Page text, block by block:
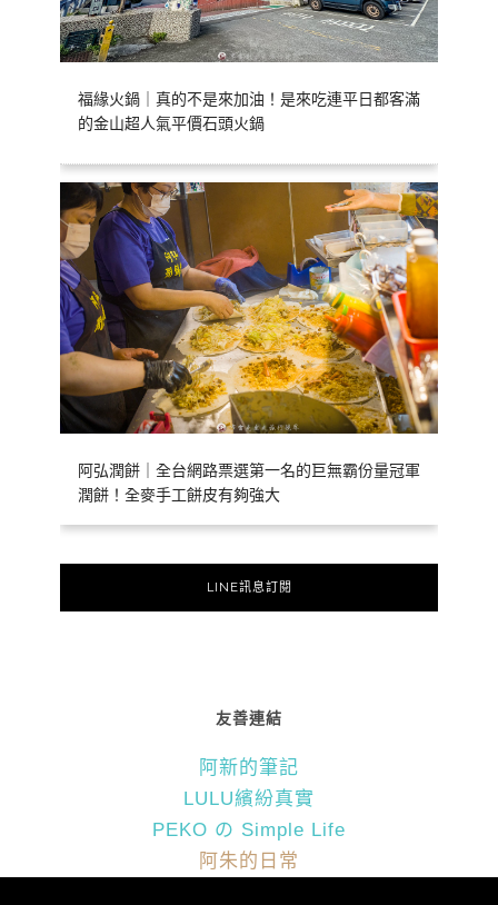
福緣火鍋｜真的不是來加油！是來吃連平日都客滿
的金山超人氣平價石頭火鍋
阿弘潤餅｜全台網路票選第一名的巨無霸份量冠軍
潤餅！全麥手工餅皮有夠強大
LINE訊息訂閱
友善連結
阿新的筆記
LULU繽紛真實
PEKO の Simple Life
阿朱的日常